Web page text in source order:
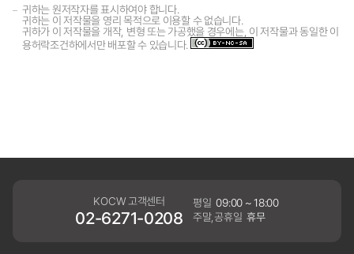
귀하는 원저작자를 표시하여야 합니다.
귀하는 이 저작물을 영리 목적으로 이용할 수 없습니다.
귀하가 이 저작물을 개작, 변형 또는 가공했을 경우에는, 이 저작물과 동일한 이
용허락조건하에서만 배포할 수 있습니다.
KOCW 고객센터
02-6271-0208
평일 09:00 ~ 18:00
주말,공휴일 휴무